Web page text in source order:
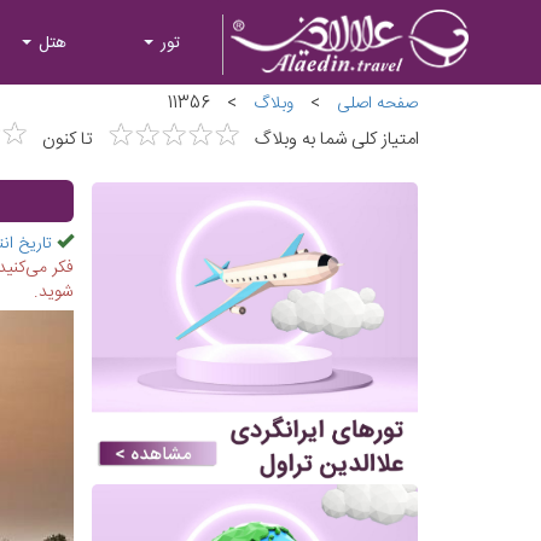
تور هتل
صفحه اصلی > وبلاگ >
11356
امتیاز کلی شما به وبلاگ ★★★★★
★★★★★ تا کنون ★
★
تاریخ
فکر
شوید.